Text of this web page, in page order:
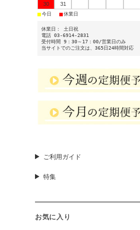
30
31
■今日 ■休業日
休業日： 土日祝
電話 03-6914-2831
受付時間 9：30～17：00/営業日のみ
当サイトでのご注文は、365日24時間対応
ご利用ガイド
特集
お気に入り